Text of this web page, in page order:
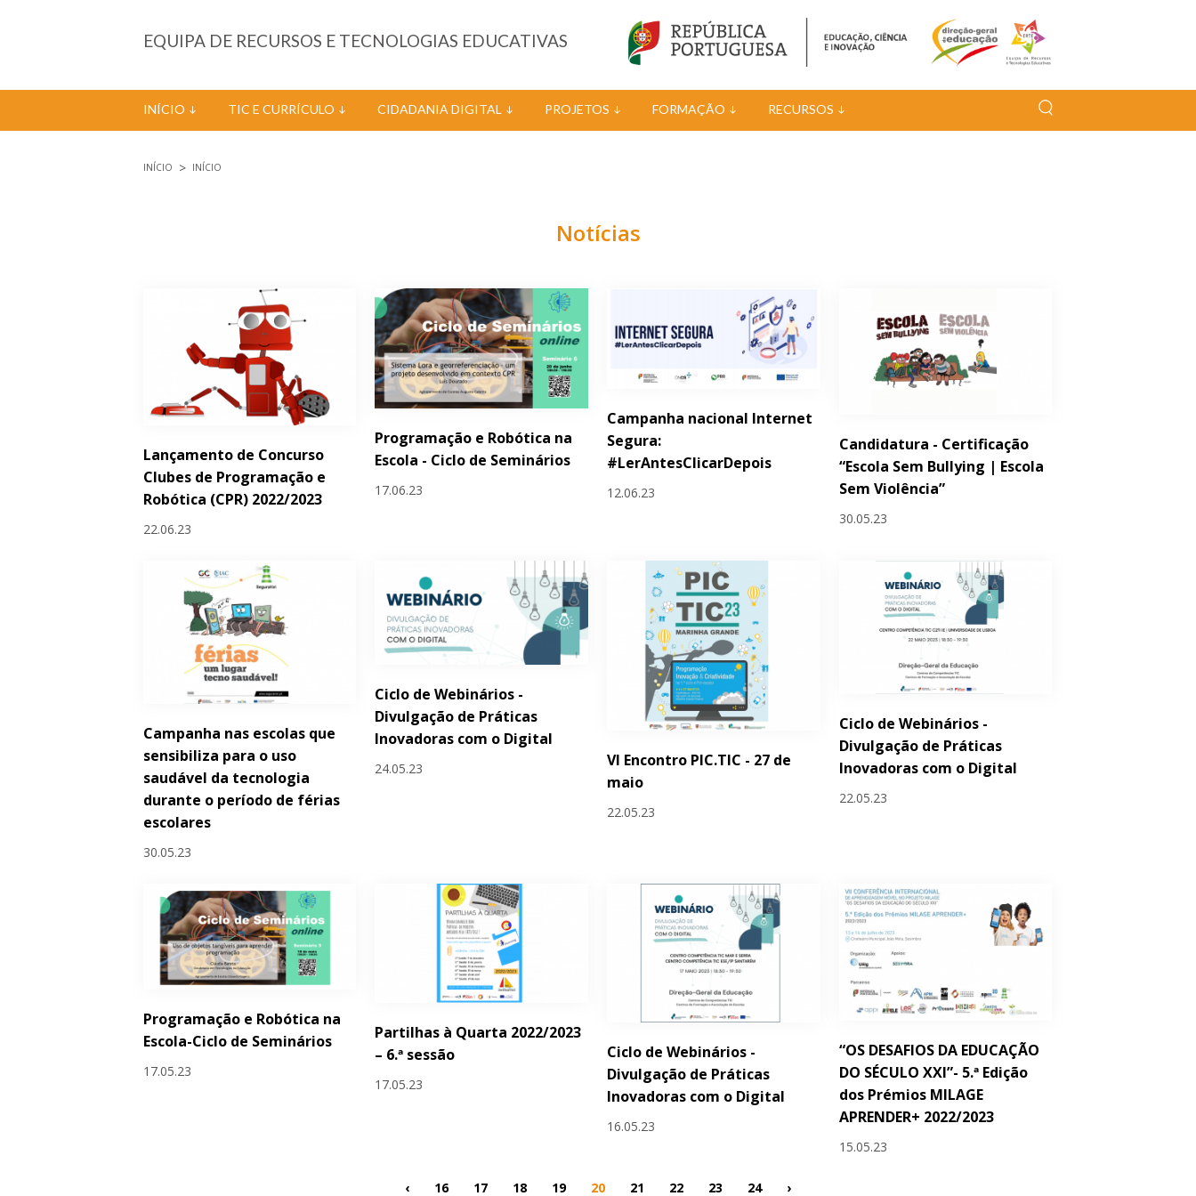
EQUIPA DE RECURSOS E TECNOLOGIAS EDUCATIVAS
INÍCIO TIC E CURRÍCULO CIDADANIA DIGITAL PROJETOS FORMAÇÃO RECURSOS
INÍCIO INÍCIO
Notícias
Lançamento de Concurso
Clubes de Programação e
Robótica (CPR) 2022/2023
22.06.23
Programação e Robótica na
Escola - Ciclo de Seminários
17.06.23
Campanha nacional Internet
Segura:
#LerAntesClicarDepois
12.06.23
Candidatura - Certificação
“Escola Sem Bullying | Escola
Sem Violência”
30.05.23
Campanha nas escolas que
sensibiliza para o uso
saudável da tecnologia
durante o período de férias
escolares
30.05.23
Ciclo de Webinários -
Divulgação de Práticas
Inovadoras com o Digital
24.05.23
VI Encontro PIC.TIC - 27 de
maio
22.05.23
Ciclo de Webinários -
Divulgação de Práticas
Inovadoras com o Digital
22.05.23
Programação e Robótica na
Escola-Ciclo de Seminários
17.05.23
Partilhas à Quarta 2022/2023
– 6.ª sessão
17.05.23
Ciclo de Webinários -
Divulgação de Práticas
Inovadoras com o Digital
16.05.23
“OS DESAFIOS DA EDUCAÇÃO
DO SÉCULO XXI”- 5.ª Edição
dos Prémios MILAGE
APRENDER+ 2022/2023
15.05.23
‹ 16 17 18 19 20 21 22 23 24 ›